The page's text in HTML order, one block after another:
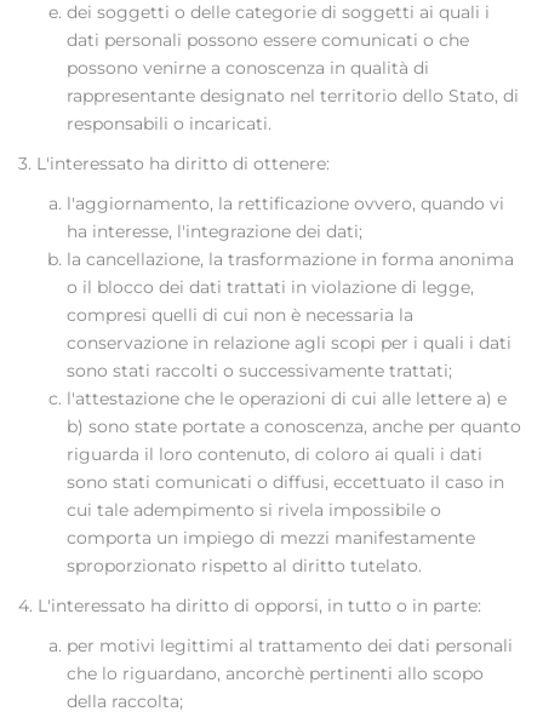
dei soggetti o delle categorie di soggetti ai quali i
dati personali possono essere comunicati o che
possono venirne a conoscenza in qualità di
rappresentante designato nel territorio dello Stato, di
responsabili o incaricati.
3. L'interessato ha diritto di ottenere:
l'aggiornamento, la rettificazione ovvero, quando vi
ha interesse, l'integrazione dei dati;
la cancellazione, la trasformazione in forma anonima
o il blocco dei dati trattati in violazione di legge,
compresi quelli di cui non è necessaria la
conservazione in relazione agli scopi per i quali i dati
sono stati raccolti o successivamente trattati;
l'attestazione che le operazioni di cui alle lettere a) e
b) sono state portate a conoscenza, anche per quanto
riguarda il loro contenuto, di coloro ai quali i dati
sono stati comunicati o diffusi, eccettuato il caso in
cui tale adempimento si rivela impossibile o
comporta un impiego di mezzi manifestamente
sproporzionato rispetto al diritto tutelato.
4. L'interessato ha diritto di opporsi, in tutto o in parte:
per motivi legittimi al trattamento dei dati personali
che lo riguardano, ancorchè pertinenti allo scopo
della raccolta;